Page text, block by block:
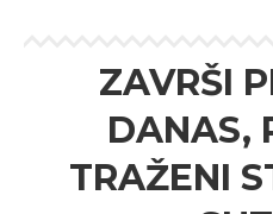
ZAVRŠI
DANAS,
TRAŽENI